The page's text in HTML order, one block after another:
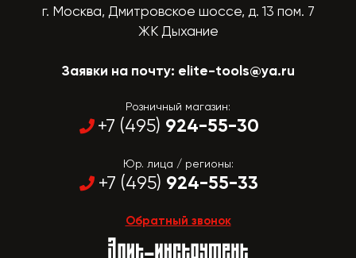
г. Москва, Дмитровское шоссе, д. 13 пом. 7
ЖК Дыхание
Заявки на почту: elite-tools@ya.ru
Розничный магазин:
+7 (495) 924-55-30
Юр. лица / регионы:
+7 (495) 924-55-33
Обратный звонок